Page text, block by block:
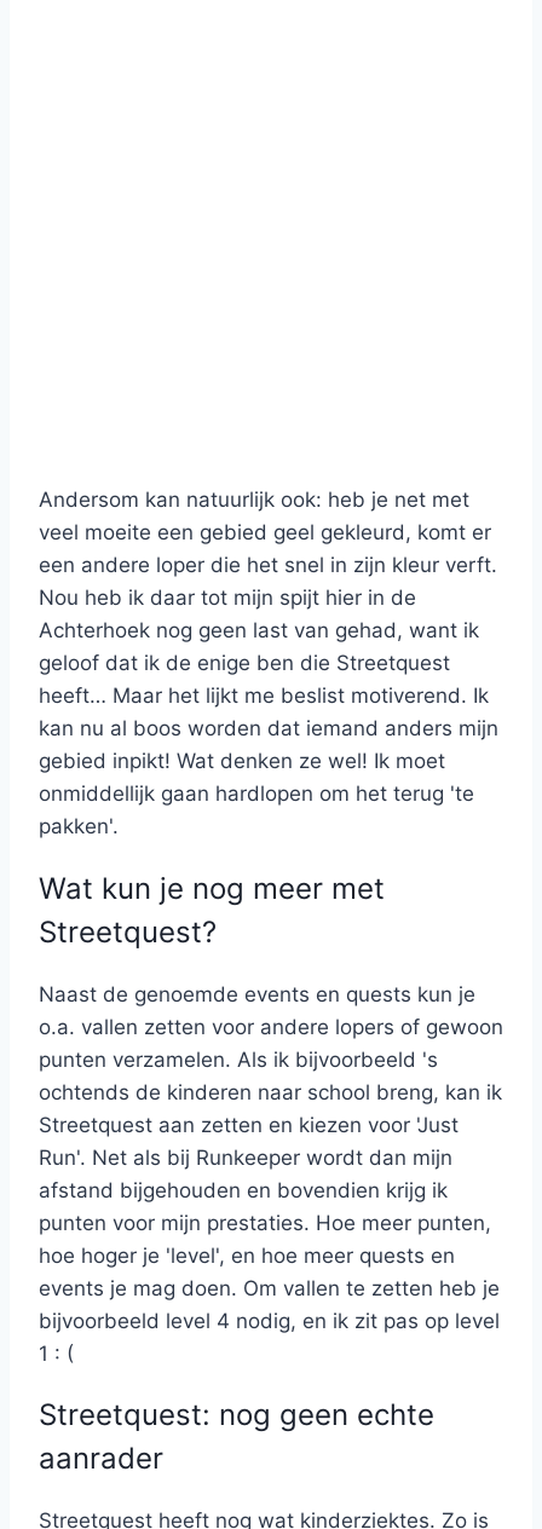
Andersom kan natuurlijk ook: heb je net met
veel moeite een gebied geel gekleurd, komt er
een andere loper die het snel in zijn kleur verft.
Nou heb ik daar tot mijn spijt hier in de
Achterhoek nog geen last van gehad, want ik
geloof dat ik de enige ben die Streetquest
heeft… Maar het lijkt me beslist motiverend. Ik
kan nu al boos worden dat iemand anders mijn
gebied inpikt! Wat denken ze wel! Ik moet
onmiddellijk gaan hardlopen om het terug 'te
pakken'.
Wat kun je nog meer met
Streetquest?
Naast de genoemde events en quests kun je
o.a. vallen zetten voor andere lopers of gewoon
punten verzamelen. Als ik bijvoorbeeld 's
ochtends de kinderen naar school breng, kan ik
Streetquest aan zetten en kiezen voor 'Just
Run'. Net als bij Runkeeper wordt dan mijn
afstand bijgehouden en bovendien krijg ik
punten voor mijn prestaties. Hoe meer punten,
hoe hoger je 'level', en hoe meer quests en
events je mag doen. Om vallen te zetten heb je
bijvoorbeeld level 4 nodig, en ik zit pas op level
1 : (
Streetquest: nog geen echte
aanrader
Streetquest heeft nog wat kinderziektes. Zo is